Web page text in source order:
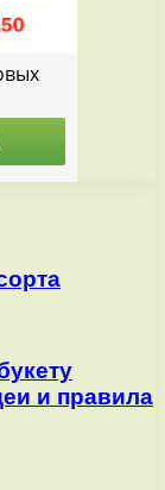
и правила